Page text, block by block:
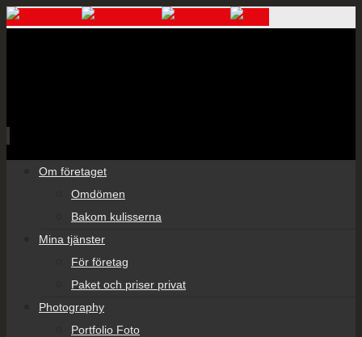
Om företaget
Omdömen
Bakom kulisserna
Mina tjänster
För företag
Paket och priser privat
Photography
Portfolio Foto